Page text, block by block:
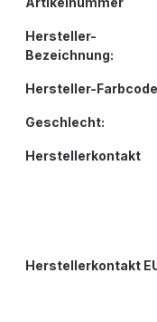
Hersteller-
Bezeichnung:
Hersteller-
Geschlecht:
Herstellerkontakt
Herstellerkontakt